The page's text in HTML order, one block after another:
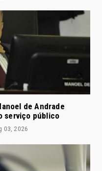
de Andrade
serviço público
03, 2026